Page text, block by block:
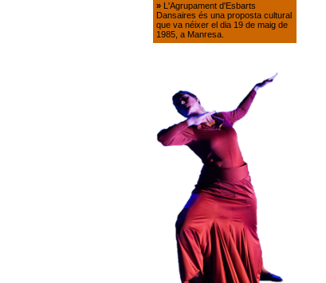
» L'Agrupament d'Esbarts
Dansaires és una proposta cultural
que va néixer el dia 19 de maig de
1985, a Manresa.